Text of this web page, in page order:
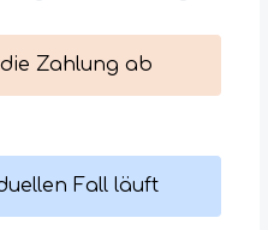
Zahlung ab
Fall läuft